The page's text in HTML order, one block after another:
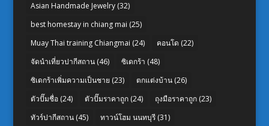
Asian Handmade Jewelry(32)
best homestay in chiang mai (25)
Muay Thai training Chiangmai (24) คอนโด (22)
จัดนำเที่ยวปากีสถาน(46) ซิเดกร้า (48)
ซิเดกร้าเพิ่มความเป็นชาย (23) ตกแต่งบ้าน(26)
ตัวปั๊มชื่อ(24) ตัวปั๊มราคาถูก(24) ถุงมือราคาถูก(23)
ทัวร์ปากีสถาน(45) ทาวน์โฮม นนทบุรี(31)